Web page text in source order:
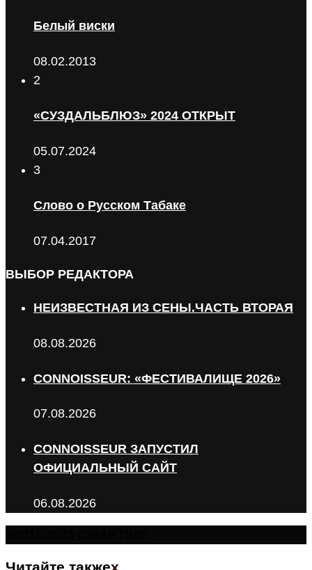
Белый виски
08.02.2013
2
«СУЗДАЛЬБЛЮЗ» 2024 ОТКРЫТ
05.07.2024
3
Слово о Русском Табаке
07.04.2017
ВЫБОР РЕДАКТОРА
НЕИЗВЕСТНАЯ ИЗ СЕНЫ.ЧАСТЬ ВТОРАЯ
08.08.2026
CONNOISSEUR: «ФЕСТИВАЛИЩЕ 2026»
07.08.2026
CONNOISSEUR ЗАПУСТИЛ
ОФИЦИАЛЬНЫЙ САЙТ
06.08.2026